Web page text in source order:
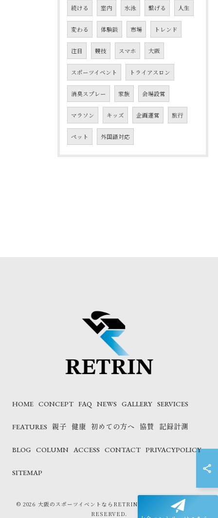
続ける 室内 水泳 繋げる 人生
変わる 体験談 市場 トレンド
注目 競技 スマホ 大阪
スポーツイベント トライアスロン
消臭スプレー 家族 会場設営
マラソン キッズ 企画運営 旅行
ペット 外国語対応
HOME CONCEPT FAQ NEWS GALLERY SERVICES
FEATURES 親子 健康 初めての方へ 協賛 記録計測
BLOG COLUMN ACCESS CONTACT PRIVACYPOLICY
SITEMAP
© 2026 大阪のスポーツイベントならRETRIN株式会社 ALL RIGHTS
RESERVED.